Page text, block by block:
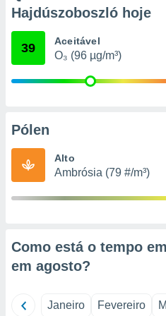
se
tal,
ou opor-
qualquer
o
num
Hajdúszoboszló hoje
39 Aceitável
O₃ (96 µg/m³)
Pólen
Alto
Ambrósia (79 #/m³)
Como está o tempo
em agosto?
Janeiro Fevereiro